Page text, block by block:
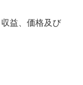
益、価格及び